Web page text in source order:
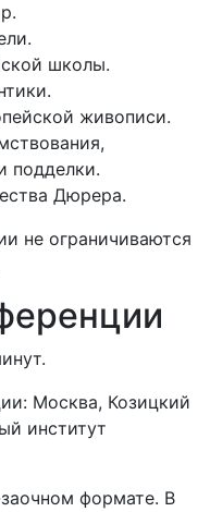
школы.
живописи.
подделки.
Дюрера.
не ограничиваются
Москва, Козицкий
институт
формате. В